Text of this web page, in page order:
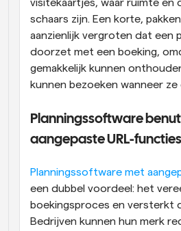
visitekaartjes, waar ruimte en
schaars zijn. Een korte,
aanzienlijk vergroten dat een
doorzet met een boeking,
gemakkelijk kunnen
kunnen bezoeken wanneer ze
Planningssoftware
aangepaste URL-functies
Planningssoftware met
een dubbel voordeel: het
boekingsproces en versterkt
Bedrijven kunnen hun merk